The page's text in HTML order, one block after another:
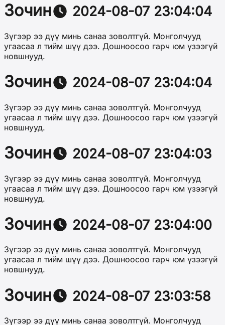
Зочин 2024-08-07 23:04:04
Зүгээр ээ дүү минь санаа зоволтгүй. Монголчууд
угаасаа л тийм шүү дээ. Дошноосоо гарч юм үзээгүй
новшнууд.
Зочин 2024-08-07 23:04:04
Зүгээр ээ дүү минь санаа зоволтгүй. Монголчууд
угаасаа л тийм шүү дээ. Дошноосоо гарч юм үзээгүй
новшнууд.
Зочин 2024-08-07 23:04:03
Зүгээр ээ дүү минь санаа зоволтгүй. Монголчууд
угаасаа л тийм шүү дээ. Дошноосоо гарч юм үзээгүй
новшнууд.
Зочин 2024-08-07 23:04:00
Зүгээр ээ дүү минь санаа зоволтгүй. Монголчууд
угаасаа л тийм шүү дээ. Дошноосоо гарч юм үзээгүй
новшнууд.
Зочин 2024-08-07 23:03:58
Зүгээр ээ дүү минь санаа зоволтгүй. Монголчууд